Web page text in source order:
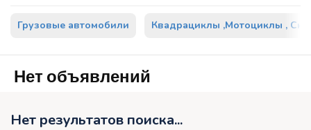
Грузовые автомобили Квадрациклы ,Мотоциклы ,
Нет объявлений
Нет результатов поиска...